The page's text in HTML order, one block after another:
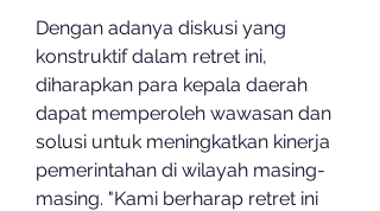
Dengan adanya diskusi yang
konstruktif dalam retret ini,
diharapkan para kepala daerah
dapat memperoleh wawasan dan
solusi untuk meningkatkan kinerja
pemerintahan di wilayah masing-
masing. "Kami berharap retret ini